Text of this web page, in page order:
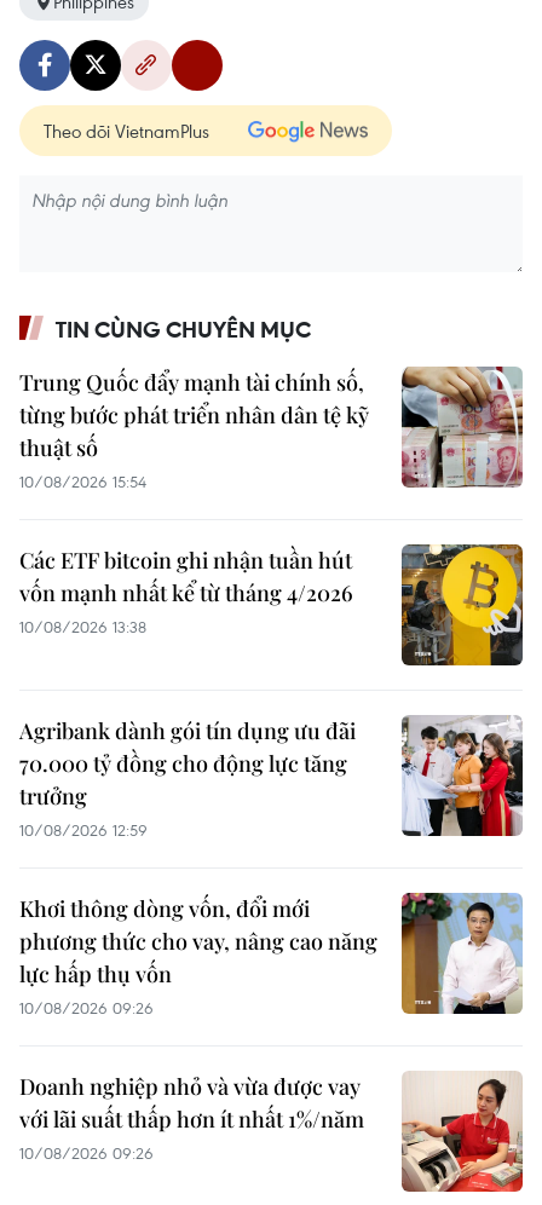
Theo dõi VietnamPlus
TIN CÙNG CHUYÊN MỤC
Trung Quốc đẩy mạnh tài chính số,
từng bước phát triển nhân dân tệ kỹ
thuật số
10/08/2026 15:54
Các ETF bitcoin ghi nhận tuần hút
vốn mạnh nhất kể từ tháng 4/2026
10/08/2026 13:38
Agribank dành gói tín dụng ưu đãi
70.000 tỷ đồng cho động lực tăng
trưởng
10/08/2026 12:59
Khơi thông dòng vốn, đổi mới
phương thức cho vay, nâng cao năng
lực hấp thụ vốn
10/08/2026 09:26
Doanh nghiệp nhỏ và vừa được vay
với lãi suất thấp hơn ít nhất 1%/năm
10/08/2026 09:26